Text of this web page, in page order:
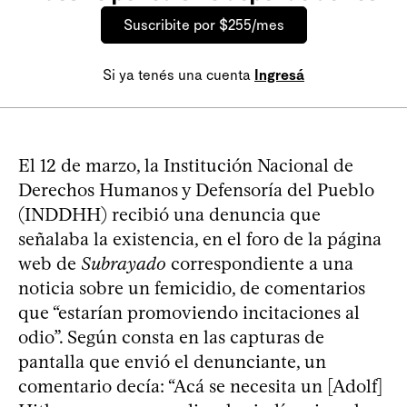
Suscribite por $255/mes
Si ya tenés una cuenta Ingresá
El 12 de marzo, la Institución Nacional de
Derechos Humanos y Defensoría del Pueblo
(INDDHH) recibió una denuncia que
señalaba la existencia, en el foro de la página
web de Subrayado correspondiente a una
noticia sobre un femicidio, de comentarios
que “estarían promoviendo incitaciones al
odio”. Según consta en las capturas de
pantalla que envió el denunciante, un
comentario decía: “Acá se necesita un [Adolf]